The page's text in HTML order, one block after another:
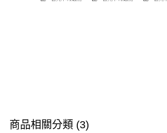
商品相關分類 (3)